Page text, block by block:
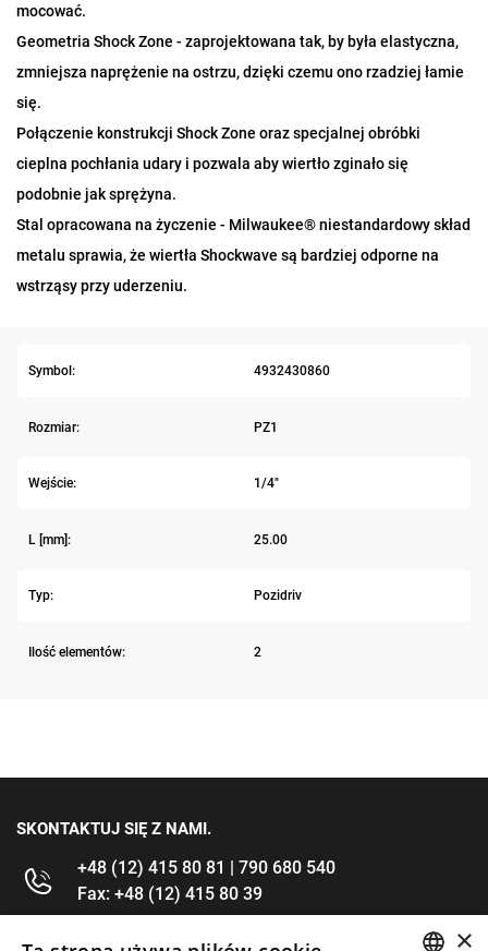
mocować.
Geometria Shock Zone - zaprojektowana tak, by była elastyczna,
zmniejsza naprężenie na ostrzu, dzięki czemu ono rzadziej łamie
się.
Połączenie konstrukcji Shock Zone oraz specjalnej obróbki
cieplna pochłania udary i pozwala aby wiertło zginało się
podobnie jak sprężyna.
Stal opracowana na życzenie - Milwaukee® niestandardowy skład
metalu sprawia, że wiertła Shockwave są bardziej odporne na
wstrząsy przy uderzeniu.
Symbol: 4932430860
Rozmiar: PZ1
Wejście: 1/4"
L [mm]: 25.00
Typ: Pozidriv
Ilość elementów: 2
SKONTAKTUJ SIĘ Z NAMI.
+48 (12) 415 80 81 | 790 680 540
Fax: +48 (12) 415 80 39
kontakt@im-narzedzia.pl ×